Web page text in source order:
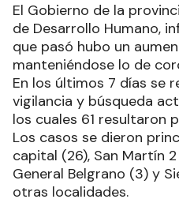
El Gobierno de la
de Desarrollo Humano,
que pasó hubo un
manteniéndose lo de
En los últimos 7 días se
vigilancia y búsqueda
los cuales 61 resultaron
Los casos se dieron
capital (26), San Martín
General Belgrano (3) y
otras localidades.